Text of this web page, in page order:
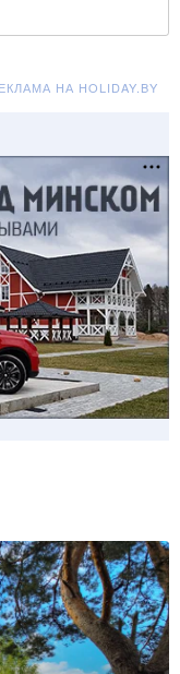
НА HOLIDAY.BY